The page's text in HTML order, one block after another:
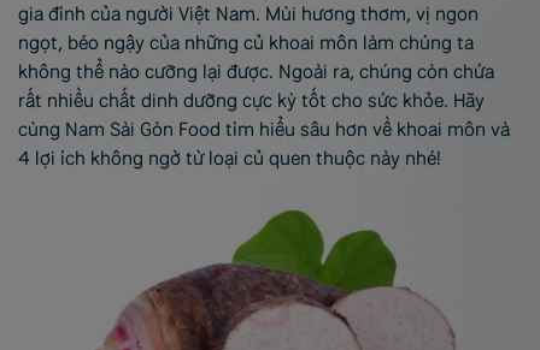
gia đình của người Việt Nam. Mùi hương thơm, vị ngon
ngọt, béo ngậy của những củ khoai môn làm chúng ta
không thể nào cưỡng lại được. Ngoài ra, chúng còn chứa
rất nhiều chất dinh dưỡng cực kỳ tốt cho sức khỏe. Hãy
cùng Nam Sài Gòn Food tìm hiểu sâu hơn về khoai môn và
4 lợi ích không ngờ từ loại củ quen thuộc này nhé!